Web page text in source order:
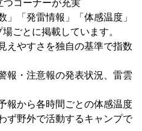
コーナーが充実
」「発雷情報」「体感温度」
ごとに掲載しています。
えやすさを独自の基準で指数
報・注意報の発表状況、雷雲
報から各時間ごとの体感温度
ず野外で活動するキャンプで